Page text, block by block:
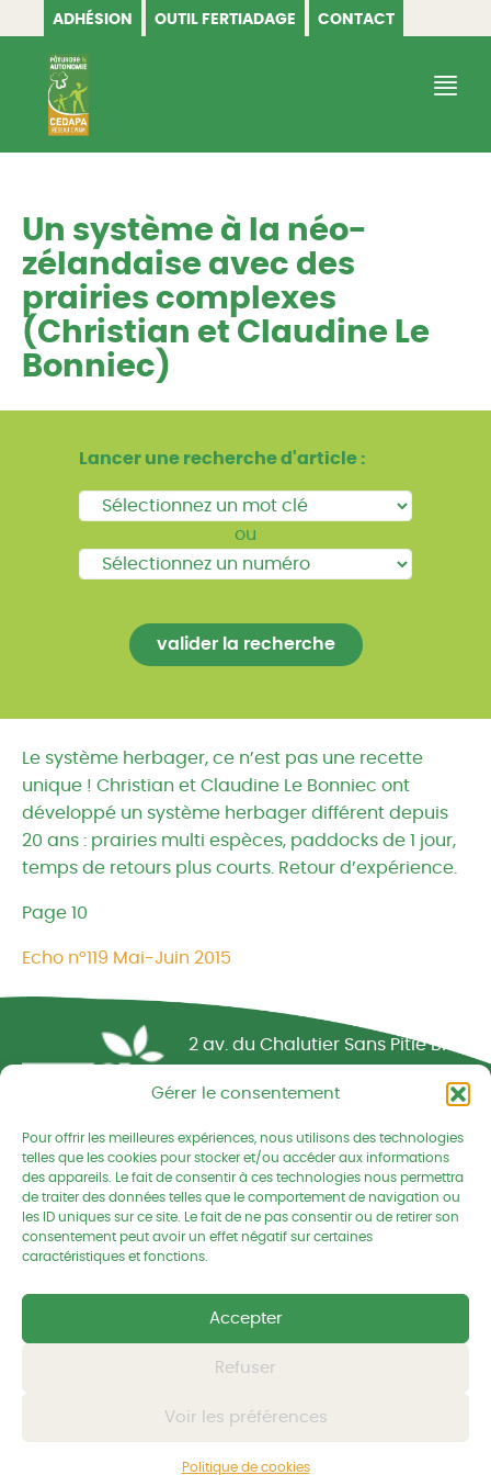
Gérer le consentement
Pour offrir les meilleures expériences, nous utilisons des technologies
telles que les cookies pour stocker et/ou accéder aux informations
des appareils. Le fait de consentir à ces technologies nous permettra
de traiter des données telles que le comportement de navigation ou
les ID uniques sur ce site. Le fait de ne pas consentir ou de retirer son
consentement peut avoir un effet négatif sur certaines
caractéristiques et fonctions.
Accepter
Refuser
Voir les préférences
Politique de cookies
ADHÉSION OUTIL FERTIADAGE CONTACT
CEDAPA
Un système à la néo-
zélandaise avec des
prairies complexes
(Christian et Claudine Le
Bonniec)
Lancer une recherche d'article :
ou
Le système herbager, ce n’est pas une recette
unique ! Christian et Claudine Le Bonniec ont
développé un système herbager différent depuis
20 ans : prairies multi espèces, paddocks de 1 jour,
temps de retours plus courts. Retour d’expérience.
Page 10
Echo n°119 Mai-Juin 2015
Réseau CIVAM - Campagnes vivantes
2 av. du Chalutier Sans Pitié BP
22190 PLERIN cedex
02 96 74 75 50
cedapa@wanadoo.fr
Retrouvez-nous sur Facebook
Tous droits réservés
Conception graphique-© charli tango studio